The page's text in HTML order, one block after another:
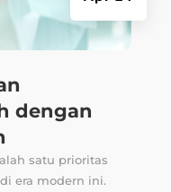
dengan
satu prioritas
era modern ini.